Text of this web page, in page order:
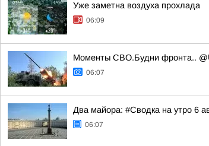
Уже заметна воздуха прохлада
06:09
Моменты СВО.Будни фронта..
06:07
Два майора: #Сводка на утро 6
06:07